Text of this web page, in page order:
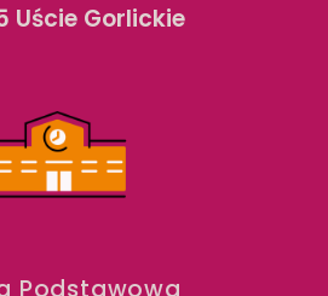
Uście Gorlickie
Podstawowa